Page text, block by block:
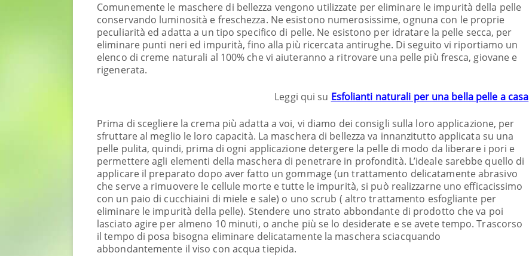
Comunemente le maschere di bellezza vengono utilizzate per eliminare le impurità della pelle
conservando luminosità e freschezza. Ne esistono numerosissime, ognuna con le proprie
peculiarità ed adatta a un tipo specifico di pelle. Ne esistono per idratare la pelle secca, per
eliminare punti neri ed impurità, fino alla più ricercata antirughe. Di seguito vi riportiamo un
elenco di creme naturali al 100% che vi aiuteranno a ritrovare una pelle più fresca, giovane e
rigenerata.
Leggi qui su Esfolianti naturali per una bella pelle a casa
Prima di scegliere la crema più adatta a voi, vi diamo dei consigli sulla loro applicazione, per
sfruttare al meglio le loro capacità. La maschera di bellezza va innanzitutto applicata su una
pelle pulita, quindi, prima di ogni applicazione detergere la pelle di modo da liberare i pori e
permettere agli elementi della maschera di penetrare in profondità. L’ideale sarebbe quello di
applicare il preparato dopo aver fatto un gommage (un trattamento delicatamente abrasivo
che serve a rimuovere le cellule morte e tutte le impurità, si può realizzarne uno efficacissimo
con un paio di cucchiaini di miele e sale) o uno scrub ( altro trattamento esfogliante per
eliminare le impurità della pelle). Stendere uno strato abbondante di prodotto che va poi
lasciato agire per almeno 10 minuti, o anche più se lo desiderate e se avete tempo. Trascorso
il tempo di posa bisogna eliminare delicatamente la maschera sciacquando
abbondantemente il viso con acqua tiepida.